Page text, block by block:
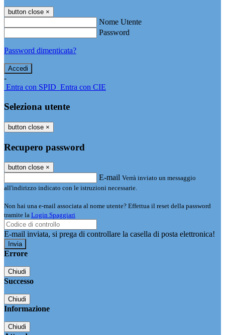
button close ×
Nome Utente
Password
Password dimenticata?
-
Entra con SPID Entra con CIE
Seleziona utente
button close ×
Recupero password
button close ×
E-mail Verrà inviato un messaggio
all'indirizzo indicato con le istruzioni necessarie.
Non hai una e-mail associata al nome utente? Effettua il reset della password
tramite la Login Spaggiari
E-mail inviata, si prega di controllare la casella di posta elettronica!
Errore
Chiudi
Successo
Chiudi
Informazione
Chiudi